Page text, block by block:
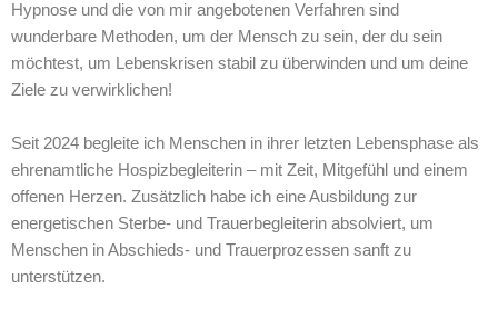
Hypnose und die von mir angebotenen Verfahren sind
wunderbare Methoden, um der Mensch zu sein, der du sein
möchtest, um Lebenskrisen stabil zu überwinden und um deine
Ziele zu verwirklichen!
Seit 2024 begleite ich Menschen in ihrer letzten Lebensphase als
ehrenamtliche Hospizbegleiterin – mit Zeit, Mitgefühl und einem
offenen Herzen. Zusätzlich habe ich eine Ausbildung zur
energetischen Sterbe- und Trauerbegleiterin absolviert, um
Menschen in Abschieds- und Trauerprozessen sanft zu
unterstützen.